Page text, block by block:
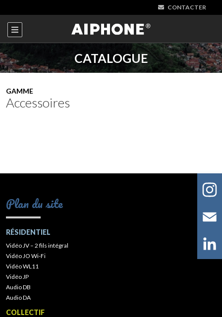
CONTACTER
CATALOGUE
GAMME
Accessoires
Plan du site
RÉSIDENTIEL
Vidéo JV – 2 fils intégral
Vidéo JO Wi-Fi
Vidéo WL11
Vidéo JP
Audio DB
Audio DA
COLLECTIF